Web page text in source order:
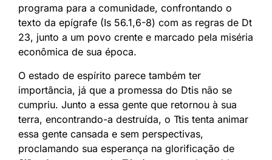
programa para a comunidade, confrontando o
texto da epígrafe (Is 56.1,6-8) com as regras de Dt
23, junto a um povo crente e marcado pela miséria
econômica de sua época.
O estado de espírito parece também ter
importância, já que a promessa do Dtis não se
cumpriu. Junto a essa gente que retornou à sua
terra, encontrando-a destruída, o Ttis tenta animar
essa gente cansada e sem perspectivas,
proclamando sua esperança na glorificação de